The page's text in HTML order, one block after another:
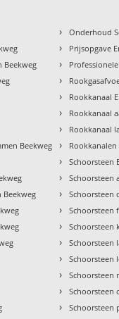
Beekweg
Beekweg
Beekweg
› Onderhoud
› Prijsopgave
›
›
› Rookkanaal
› Rookkanaal
› Rookkanaal
› Rookkanalen
› Schoorsteen
› Schoorsteen
› Schoorsteen
› Schoorsteen
› Schoorsteen
› Schoorsteen
› Schoorsteen
› Schoorsteen
› Schoorsteen
› Schoorsteen